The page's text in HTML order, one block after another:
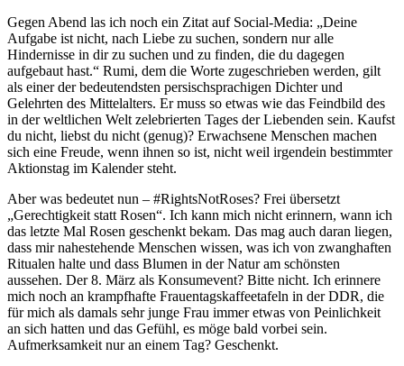
Gegen Abend las ich noch ein Zitat auf Social-Media: „Deine
Aufgabe ist nicht, nach Liebe zu suchen, sondern nur alle
Hindernisse in dir zu suchen und zu finden, die du dagegen
aufgebaut hast.“ Rumi, dem die Worte zugeschrieben werden, gilt
als einer der bedeutendsten persischsprachigen Dichter und
Gelehrten des Mittelalters. Er muss so etwas wie das Feindbild des
in der weltlichen Welt zelebrierten Tages der Liebenden sein. Kaufst
du nicht, liebst du nicht (genug)? Erwachsene Menschen machen
sich eine Freude, wenn ihnen so ist, nicht weil irgendein bestimmter
Aktionstag im Kalender steht.
Aber was bedeutet nun – #RightsNotRoses? Frei übersetzt
„Gerechtigkeit statt Rosen“. Ich kann mich nicht erinnern, wann ich
das letzte Mal Rosen geschenkt bekam. Das mag auch daran liegen,
dass mir nahestehende Menschen wissen, was ich von zwanghaften
Ritualen halte und dass Blumen in der Natur am schönsten
aussehen. Der 8. März als Konsumevent? Bitte nicht. Ich erinnere
mich noch an krampfhafte Frauentagskaffeetafeln in der DDR, die
für mich als damals sehr junge Frau immer etwas von Peinlichkeit
an sich hatten und das Gefühl, es möge bald vorbei sein.
Aufmerksamkeit nur an einem Tag? Geschenkt.